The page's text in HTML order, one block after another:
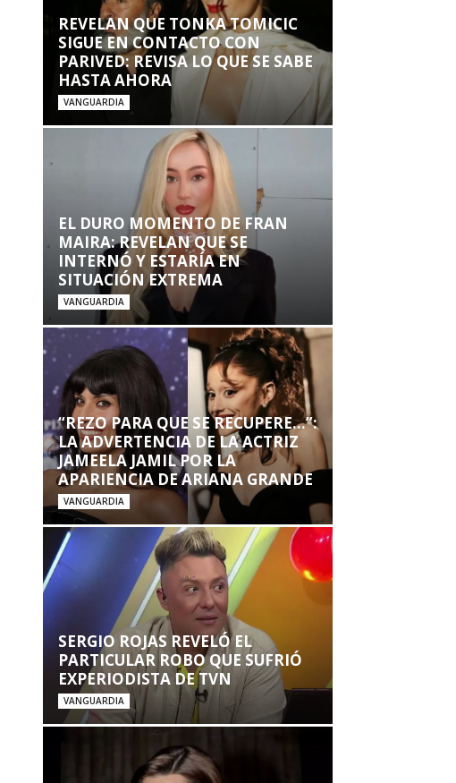
REVELAN QUE TONKA TOMICIC
SIGUE EN CONTACTO CON
PARIVED: REVISA LO QUE SE SABE
HASTA AHORA
VANGUARDIA
EL DURO MOMENTO DE FRAN
MAIRA: REVELAN QUE SE
INTERNÓ Y ESTARÍA EN
SITUACIÓN EXTREMA
VANGUARDIA
“REZO PARA QUE SE RECUPERE…”:
LA ADVERTENCIA DE LA ACTRIZ
JAMEELA JAMIL POR LA
APARIENCIA DE ARIANA GRANDE
VANGUARDIA
SERGIO ROJAS REVELÓ EL
PARTICULAR ROBO QUE SUFRIÓ
EXPERIODISTA DE TVN
VANGUARDIA